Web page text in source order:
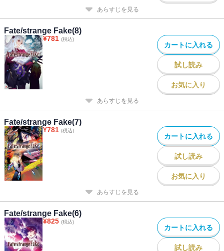
あらすじを見る
Fate/strange Fake(8)
¥781 (税込)
カートに入れる
試し読み
お気に入り
あらすじを見る
Fate/strange Fake(7)
¥781 (税込)
カートに入れる
試し読み
お気に入り
あらすじを見る
Fate/strange Fake(6)
¥825 (税込)
カートに入れる
試し読み